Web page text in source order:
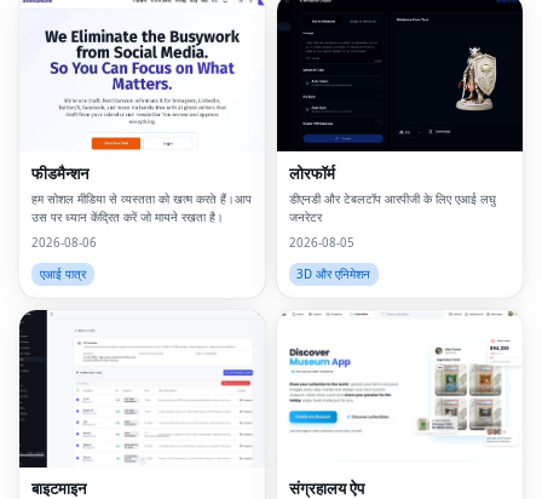
फीडमैन्शन
हम सोशल मीडिया से व्यस्तता को खत्म करते हैं।आप
उस पर ध्यान केंद्रित करें जो मायने रखता है।
2026-08-06
एआई पात्र
लोरफॉर्म
डीएनडी और टेबलटॉप आरपीजी के लिए एआई लघु
जनरेटर
2026-08-05
3D और एनिमेशन
बाइटमाइन संग्रहालय ऐप